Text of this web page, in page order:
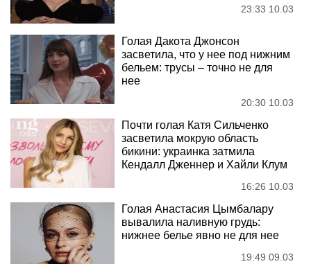
23:33 10.03
Голая Дакота Джонсон
засветила, что у нее под нижним
бельем: трусы – точно не для
нее
20:30 10.03
Почти голая Катя Сильченко
засветила мокрую область
бикини: украинка затмила
Кендалл Дженнер и Хайли Клум
16:26 10.03
Голая Анастасия Цымбалару
вывалила наливную грудь:
нижнее белье явно не для нее
19:49 09.03